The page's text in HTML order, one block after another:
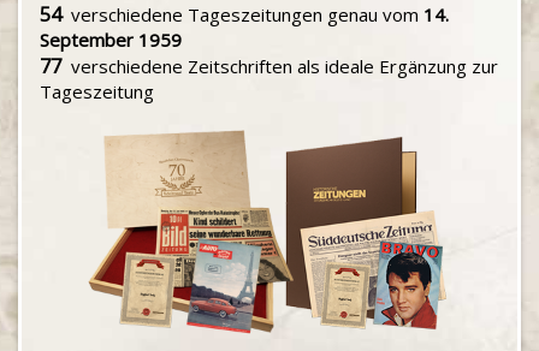
54verschiedene Tageszeitungen genau vom 14.
September 1959
77verschiedene Zeitschriften als ideale Ergänzung zur
Tageszeitung